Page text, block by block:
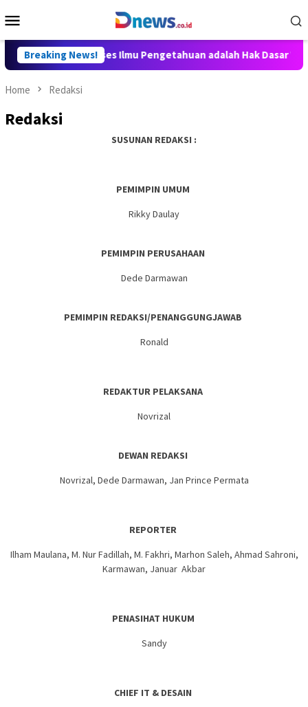
to
Menu
Breaking News!
Aditya: Akses Ilmu Pengetahuan adalah Hak Dasar Warga
Home Redaksi
Redaksi
SUSUNAN REDAKSI :
PEMIMPIN UMUM
Rikky Daulay
PEMIMPIN PERUSAHAAN
Dede Darmawan
PEMIMPIN REDAKSI/PENANGGUNGJAWAB
Ronald
REDAKTUR PELAKSANA
Novrizal
DEWAN REDAKSI
Novrizal, Dede Darmawan, Jan Prince Permata
REPORTER
Ilham Maulana, M. Nur Fadillah, M. Fakhri, Marhon Saleh, Ahmad Sahroni,
Karmawan, Januar Akbar
PENASIHAT HUKUM
Sandy
CHIEF IT & DESAIN